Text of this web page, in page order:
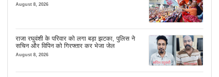
August 8, 2026
राजा रघुवंशी के परिवार को लगा बड़ा झटका, पुलिस ने
सचिन और विपिन को गिरफ्तार कर भेजा जेल
August 8, 2026